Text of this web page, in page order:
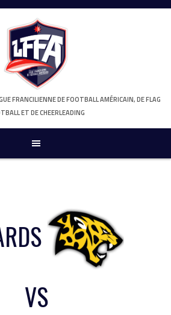
FRANCILIENNE DE FOOTBALL AMÉRICAIN, DE FLAG
ET DE CHEERLEADING
VS